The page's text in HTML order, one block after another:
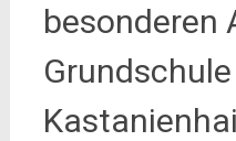
besonderen